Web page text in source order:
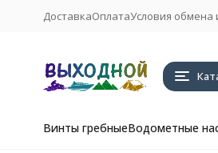
ДоставкаОплатаУсловия обмена
Винты гребныеВодометные